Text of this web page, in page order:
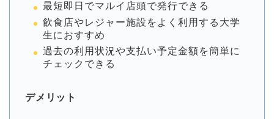
最短即日でマルイ店頭で発行できる
飲食店やレジャー施設をよく利用する大学
生におすすめ
過去の利用状況や支払い予定金額を簡単に
チェックできる
デメリット